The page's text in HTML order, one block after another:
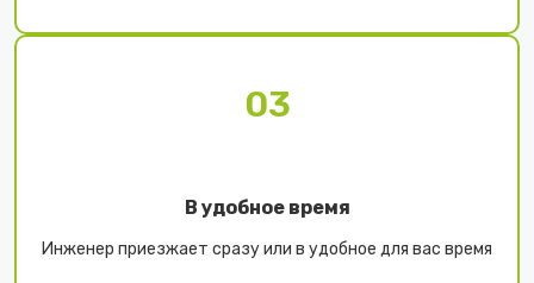
03
В удобное время
Инженер приезжает сразу или в удобное для вас время